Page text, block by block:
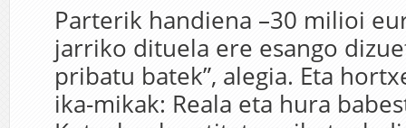
Parterik handiena –30 milioi
jarriko dituela ere esango
pribatu batek”, alegia. Eta
ika-mikak: Reala eta hura